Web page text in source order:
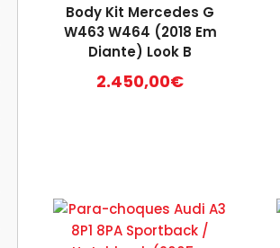
Body Kit Mercedes G
W463 W464 (2018 Em
Diante) Look B
2.450,00€